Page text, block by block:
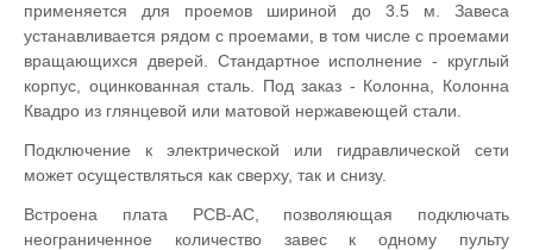
применяется для проемов шириной до 3.5 м. Завеса
устанавливается рядом с проемами, в том числе с проемами
вращающихся дверей. Стандартное исполнение - круглый
корпус, оцинкованная сталь. Под заказ - Колонна, Колонна
Квадро из глянцевой или матовой нержавеющей стали.
Подключение к электрической или гидравлической сети
может осуществляться как сверху, так и снизу.
Встроена плата PCB-AC, позволяющая подключать
неограниченное количество завес к одному пульту